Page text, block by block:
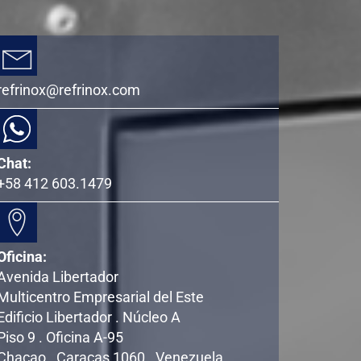
412 603.1479
Libertador
Empresarial del Este
Libertador . Núcleo A
9 . Oficina A-95
. Caracas 1060 . Venezuela